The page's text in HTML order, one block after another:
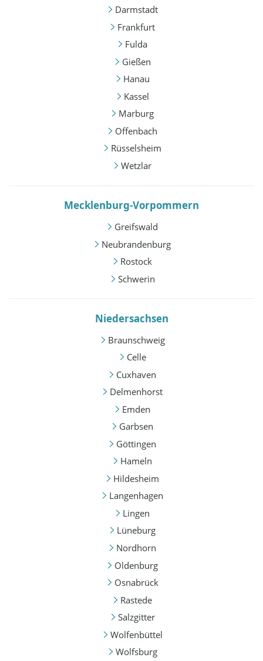
Darmstadt
Frankfurt
Fulda
Gießen
Hanau
Kassel
Marburg
Offenbach
Rüsselsheim
Wetzlar
Mecklenburg-Vorpommern
Greifswald
Neubrandenburg
Rostock
Schwerin
Niedersachsen
Braunschweig
Celle
Cuxhaven
Delmenhorst
Emden
Garbsen
Göttingen
Hameln
Hildesheim
Langenhagen
Lingen
Lüneburg
Nordhorn
Oldenburg
Osnabrück
Rastede
Salzgitter
Wolfenbüttel
Wolfsburg